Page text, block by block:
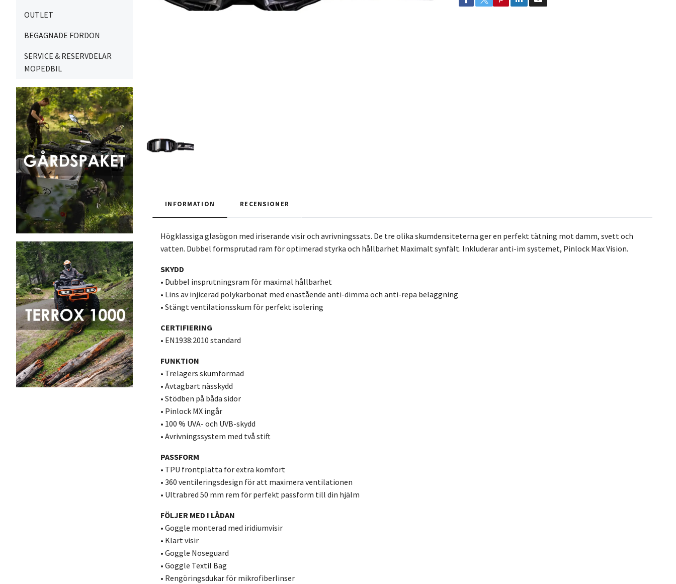
OUTLET
BEGAGNADE FORDON
SERVICE & RESERVDELAR
MOPEDBIL
INFORMATION RECENSIONER
Högklassiga glasögon med iriserande visir och avrivningssats. De tre olika skumdensiteterna ger en perfekt tätning mot damm, svett och
vatten. Dubbel formsprutad ram för optimerad styrka och hållbarhet Maximalt synfält. Inkluderar anti-im systemet, Pinlock Max Vision.
SKYDD
• Dubbel insprutningsram för maximal hållbarhet
• Lins av injicerad polykarbonat med enastående anti-dimma och anti-repa beläggning
• Stängt ventilationsskum för perfekt isolering
CERTIFIERING
• EN1938:2010 standard
FUNKTION
• Trelagers skumformad
• Avtagbart nässkydd
• Stödben på båda sidor
• Pinlock MX ingår
• 100 % UVA- och UVB-skydd
• Avrivningssystem med två stift
PASSFORM
• TPU frontplatta för extra komfort
• 360 ventileringsdesign för att maximera ventilationen
• Ultrabred 50 mm rem för perfekt passform till din hjälm
FÖLJER MED I LÅDAN
• Goggle monterad med iridiumvisir
• Klart visir
• Goggle Noseguard
• Goggle Textil Bag
• Rengöringsdukar för mikrofiberlinser